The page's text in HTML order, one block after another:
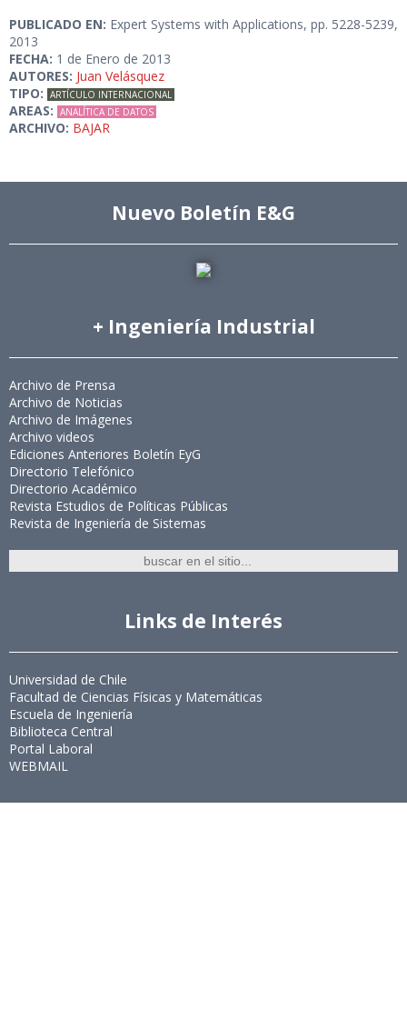
PUBLICADO EN: Expert Systems with Applications, pp. 5228-5239,
2013
FECHA: 1 de Enero de 2013
AUTORES: Juan Velásquez
TIPO: ARTÍCULO INTERNACIONAL
AREAS: ANALÍTICA DE DATOS
ARCHIVO: BAJAR
Nuevo Boletín E&G
+ Ingeniería Industrial
Archivo de Prensa
Archivo de Noticias
Archivo de Imágenes
Archivo videos
Ediciones Anteriores Boletín EyG
Directorio Telefónico
Directorio Académico
Revista Estudios de Políticas Públicas
Revista de Ingeniería de Sistemas
Links de Interés
Universidad de Chile
Facultad de Ciencias Físicas y Matemáticas
Escuela de Ingeniería
Biblioteca Central
Portal Laboral
WEBMAIL